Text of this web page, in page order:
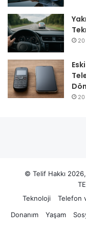
© Telif Hakkı
Teknoloji
Telefon
Donanım
Yaşam